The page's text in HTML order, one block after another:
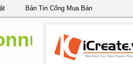
Bản Tin Cổng Mua Bán